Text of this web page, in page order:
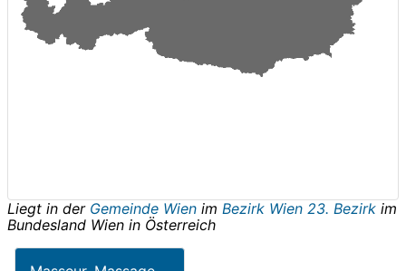
Liegt in der Gemeinde Wien im Bezirk Wien 23. Bezirk im
Bundesland Wien in Österreich